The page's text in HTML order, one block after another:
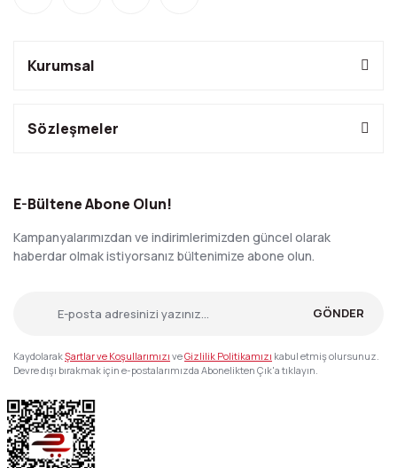
Kurumsal
Sözleşmeler
E-Bültene Abone Olun!
Kampanyalarımızdan ve indirimlerimizden güncel olarak
haberdar olmak istiyorsanız bültenimize abone olun.
GÖNDER
KaydolarakŞartlar ve Koşullarımızı veGizlilik Politikamızı kabul etmiş olursunuz.
Devre dışı bırakmak için e-postalarımızda Abonelikten Çık'a tıklayın.